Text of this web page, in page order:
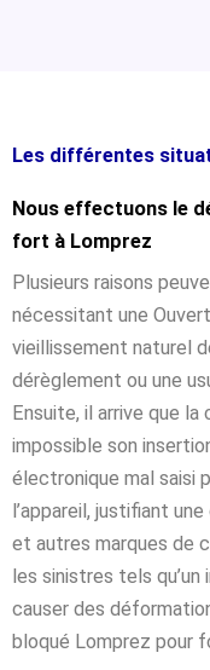
Les différentes
Nous effectuons le
fort à Lomprez
Plusieurs raisons
nécessitant une
vieillissement naturel
dérèglement ou une
Ensuite, il arrive que
impossible son
électronique mal saisi
l’appareil, justifiant
et autres marques de
les sinistres tels qu’un
causer des
bloqué Lomprez pour